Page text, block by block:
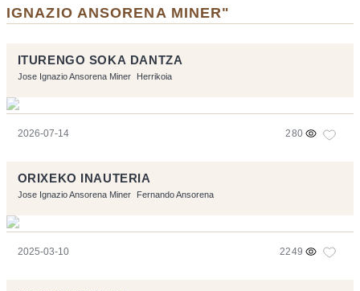
IGNAZIO ANSORENA MINER"
ITURENGO SOKA DANTZA
Jose Ignazio Ansorena Miner Herrikoia
2026-07-14 280
ORIXEKO INAUTERIA
Jose Ignazio Ansorena Miner Fernando Ansorena
2025-03-10 2249